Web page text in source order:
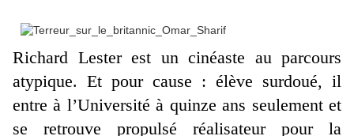
Richard Lester est un cinéaste au parcours
atypique. Et pour cause : élève surdoué, il
entre à l’Université à quinze ans seulement et
se retrouve propulsé réalisateur pour la